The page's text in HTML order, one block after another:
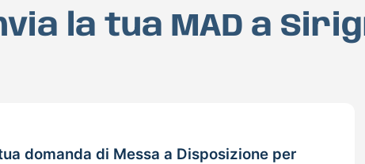
la tua MAD a
domanda di Messa a Disposizione per